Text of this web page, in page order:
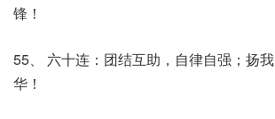
锋！
55、 六十连：团结互助，自律自强；扬
华！